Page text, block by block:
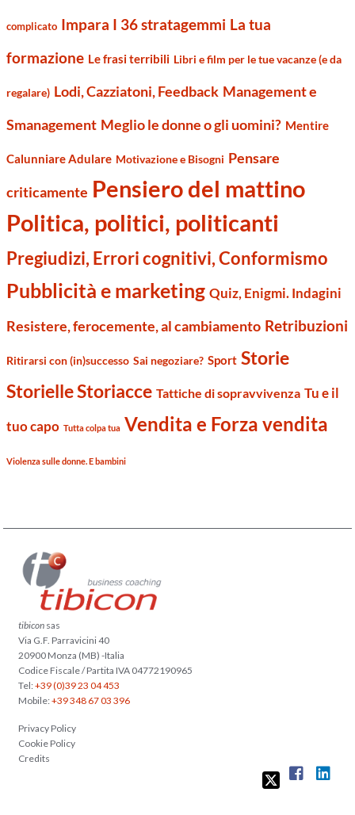
complicato Impara I 36 stratagemmi La tua
formazione Le frasi terribili Libri e film per le tue vacanze (e da
regalare) Lodi, Cazziatoni, Feedback Management e
Smanagement Meglio le donne o gli uomini? Mentire
Calunniare Adulare Motivazione e Bisogni Pensare
criticamente Pensiero del mattino
Politica, politici, politicanti
Pregiudizi, Errori cognitivi, Conformismo
Pubblicità e marketing Quiz, Enigmi. Indagini
Resistere, ferocemente, al cambiamento Retribuzioni
Ritirarsi con (in)successo Sai negoziare? Sport Storie
Storielle Storiacce Tattiche di sopravvivenza Tu e il
tuo capo Tutta colpa tua Vendita e Forza vendita
Violenza sulle donne. E bambini
tibicon sas
Via G.F. Parravicini 40
20900 Monza (MB) -Italia
Codice Fiscale / Partita IVA 04772190965
Tel:+39 (0)39 23 04 453
Mobile:+39 348 67 03 396
Privacy Policy
Cookie Policy
Credits